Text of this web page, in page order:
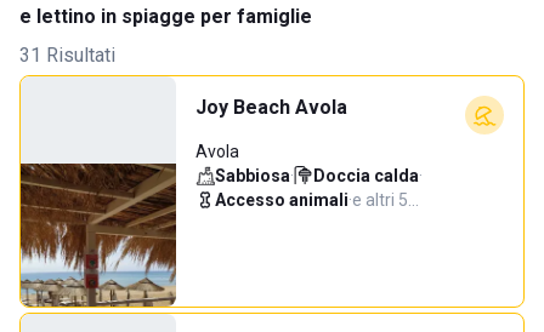
e lettino in spiagge per famiglie
31 Risultati
Joy Beach Avola
Avola
Sabbiosa· Doccia calda·
Accesso animali·e altri 5…